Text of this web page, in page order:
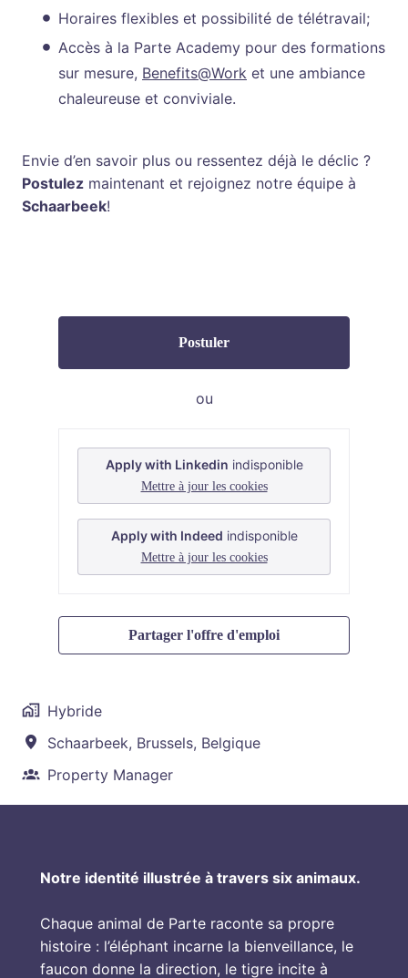
Horaires flexibles et possibilité de télétravail;
Accès à la Parte Academy pour des formations
sur mesure, Benefits@Work et une ambiance
chaleureuse et conviviale.
Envie d’en savoir plus ou ressentez déjà le déclic ?
Postulez maintenant et rejoignez notre équipe à
Schaarbeek!
Postuler
ou
Apply with Linkedin indisponible
Mettre à jour les cookies
Apply with Indeed indisponible
Mettre à jour les cookies
Partager l'offre d'emploi
Hybride
Schaarbeek, Brussels, Belgique
Property Manager
Notre identité illustrée à travers six animaux.
Chaque animal de Parte raconte sa propre
histoire : l’éléphant incarne la bienveillance, le
faucon donne la direction, le tigre incite à